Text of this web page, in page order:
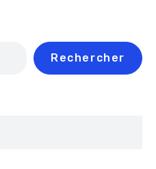
Rechercher